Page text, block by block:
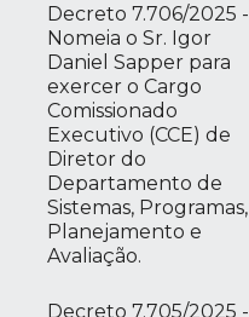
Decreto 7.706/2025 -
Nomeia o Sr. Igor
Daniel Sapper para
exercer o Cargo
Comissionado
Executivo (CCE) de
Diretor do
Departamento de
Sistemas, Programas,
Planejamento e
Avaliação.
Decreto 7.705/2025 -